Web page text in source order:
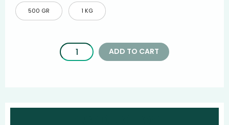
500 GR 1 KG
ADD TO CART